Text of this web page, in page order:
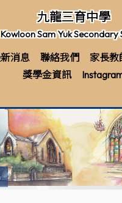
九龍三育中學
Kowloon Sam Yuk Secondary
消息 聯絡我們 家長教
獎學金資訊